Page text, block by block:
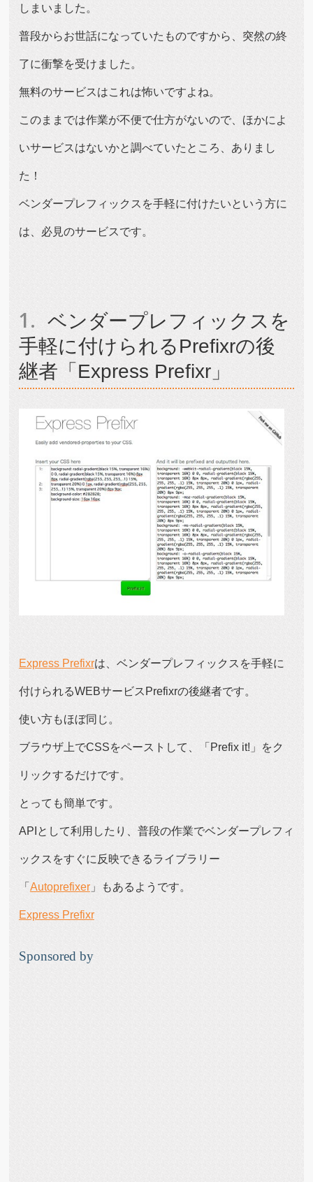
しまいました。
普段からお世話になっていたものですから、突然の終
了に衝撃を受けました。
無料のサービスはこれは怖いですよね。
このままでは作業が不便で仕方がないので、ほかによ
いサービスはないかと調べていたところ、ありまし
た！
ベンダープレフィックスを手軽に付けたいという方に
は、必見のサービスです。
ベンダープレフィックスを
手軽に付けられるPrefixrの後
継者「Express Prefixr」
Express Prefixrは、ベンダープレフィックスを手軽に
付けられるWEBサービスPrefixrの後継者です。
使い方もほぼ同じ。
ブラウザ上でCSSをペーストして、「Prefix it!」をク
リックするだけです。
とっても簡単です。
APIとして利用したり、普段の作業でベンダープレフィ
ックスをすぐに反映できるライブラリー
「Autoprefixer」もあるようです。
Express Prefixr
Sponsored by